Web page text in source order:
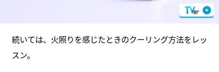
続いては、火照りを感じたときのクーリング方法をレッ
スン。